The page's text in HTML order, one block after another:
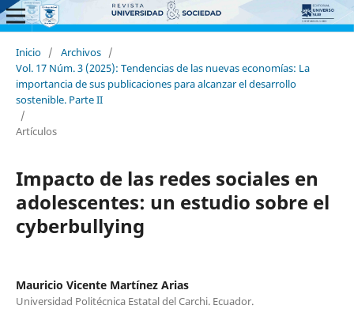
Inicio / Archivos /
Vol. 17 Núm. 3 (2025): Tendencias de las nuevas economías: La
importancia de sus publicaciones para alcanzar el desarrollo
sostenible. Parte II
/
Artículos
Impacto de las redes sociales en
adolescentes: un estudio sobre el
cyberbullying
Mauricio Vicente Martínez Arias
Universidad Politécnica Estatal del Carchi. Ecuador.